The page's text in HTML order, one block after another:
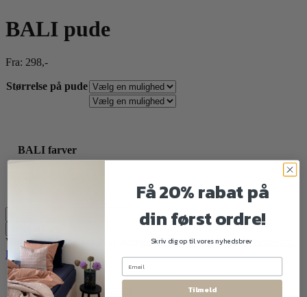
BALI pude
Fra: 298,-
Størrelse på pude
BALI farver
pude
antal
Varenummer (SKU): Kategori:Pyntepuder Tags:Boheme stil
Retro stil
Beskrivelse
Yderligere information
Få 20% rabat på
din først ordre!
Skriv dig op til vores nyhedsbrev
Tilmeld